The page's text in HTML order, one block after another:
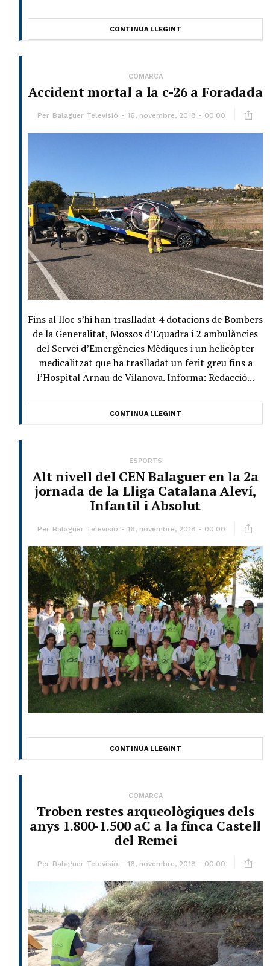
CONTINUA LLEGINT
COMARCA
Accident mortal a la c-26 a Foradada
Per Balaguer Televisió 16, novembre, 2018 - 00:00
Fins al lloc s’hi han traslladat 4 dotacions de Bombers
de la Generalitat, Mossos d’Equadra i 2 ambulàncies
del Servei d’Emergències Mèdiques i un helicòpter
medicalitzat que ha traslladat un ferit greu fins a
l’Hospital Arnau de Vilanova. Informa: Redacció...
CONTINUA LLEGINT
ESPORTS
Alt nivell del CEN Balaguer en la 2a
jornada de la Lliga Catalana Aleví,
Infantil i Absolut
Per Balaguer Televisió 16, novembre, 2018 - 00:00
CONTINUA LLEGINT
COMARCA
Troben restes arqueològiques dels
anys 1.800-1.500 aC a la finca Castell
del Remei
Per Balaguer Televisió 16, novembre, 2018 - 00:00